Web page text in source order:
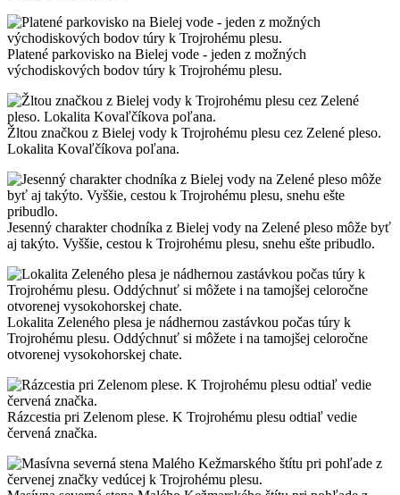
Platené parkovisko na Bielej vode - jeden z možných
východiskových bodov túry k Trojrohému plesu.
Žltou značkou z Bielej vody k Trojrohému plesu cez Zelené pleso.
Lokalita Kovaľčíkova poľana.
Jesenný charakter chodníka z Bielej vody na Zelené pleso môže byť
aj takýto. Vyššie, cestou k Trojrohému plesu, snehu ešte pribudlo.
Lokalita Zeleného plesa je nádhernou zastávkou počas túry k
Trojrohému plesu. Oddýchnuť si môžete i na tamojšej celoročne
otvorenej vysokohorskej chate.
Rázcestia pri Zelenom plese. K Trojrohému plesu odtiaľ vedie
červená značka.